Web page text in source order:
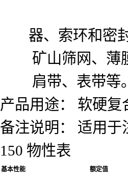
器、索环和密封
矿山筛网、薄膜
肩带、表带等。
产品用途： 软硬
备注说明： 适用
150 物性表
基本性能 额定值